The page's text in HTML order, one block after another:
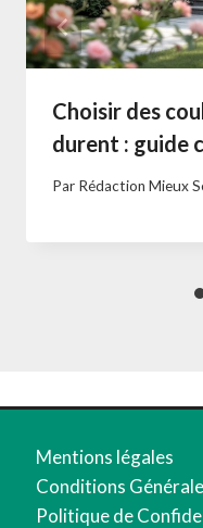
Choisir des
durent : guide
Par Rédaction Mieux
Mentions légales
Conditions
Politique de